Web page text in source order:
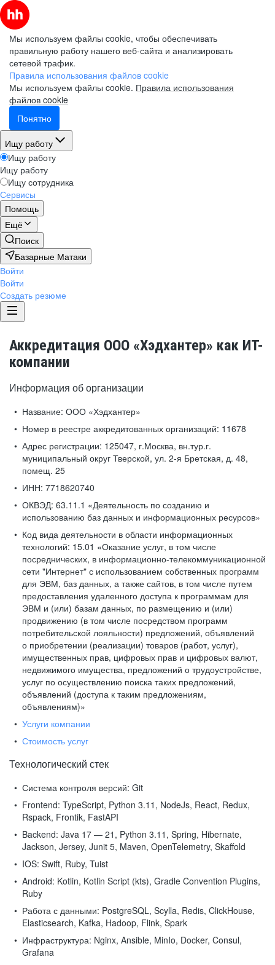
Мы используем файлы cookie, чтобы обеспечивать
правильную работу нашего веб-сайта и анализировать
сетевой трафик.
Правила использования файлов cookie
Мы используем файлы cookie. Правила использования
файлов cookie
Понятно
Ищу работу
Ищу работу
Ищу работу
Ищу сотрудника
Сервисы
Помощь
Ещё
Поиск
Базарные Матаки
Войти
Войти
Создать резюме
Аккредитация ООО «Хэдхантер» как ИТ-
компании
Информация об организации
Название: ООО «Хэдхантер»
Номер в реестре аккредитованных организаций: 11678
Адрес регистрации: 125047, г.Москва, вн.тур.г.
муниципальный округ Тверской, ул. 2-я Бретская, д. 48,
помещ. 25
ИНН: 7718620740
ОКВЭД: 63.11.1 «Деятельность по созданию и
использованию баз данных и информационных ресурсов»
Код вида деятельности в области информационных
технологий: 15.01 «Оказание услуг, в том числе
посреднических, в информационно-телекоммуникационной
сети "Интернет" с использованием собственных программ
для ЭВМ, баз данных, а также сайтов, в том числе путем
предоставления удаленного доступа к программам для
ЭВМ и (или) базам данных, по размещению и (или)
продвижению (в том числе посредством программ
потребительской лояльности) предложений, объявлений
о приобретении (реализации) товаров (работ, услуг),
имущественных прав, цифровых прав и цифровых валют,
недвижимого имущества, предложений о трудоустройстве,
услуг по осуществлению поиска таких предложений,
объявлений (доступа к таким предложениям,
объявлениям)»
Услуги компании
Стоимость услуг
Технологический стек
Система контроля версий: Git
Frontend: TypeScript, Python 3.11, NodeJs, React, Redux,
Rspack, Frontik, FastAPI
Backend: Java 17 — 21, Python 3.11, Spring, Hibernate,
Jackson, Jersey, Junit 5, Maven, OpenTelemetry, Skaffold
IOS: Swift, Ruby, Tuist
Android: Kotlin, Kotlin Script (kts), Gradle Convention Plugins,
Ruby
Работа с данными: PostgreSQL, Scylla, Redis, ClickHouse,
Elasticsearch, Kafka, Hadoop, Flink, Spark
Инфраструктура: Nginx, Ansible, MinIo, Docker, Consul,
Grafana